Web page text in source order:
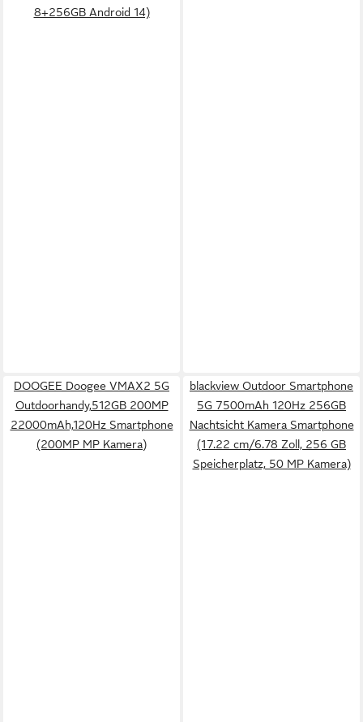
8+256GB Android 14)
DOOGEE Doogee VMAX2 5G
Outdoorhandy,512GB 200MP
22000mAh,120Hz Smartphone
(200MP MP Kamera)
blackview Outdoor Smartphone
5G 7500mAh 120Hz 256GB
Nachtsicht Kamera Smartphone
(17.22 cm/6.78 Zoll, 256 GB
Speicherplatz, 50 MP Kamera)